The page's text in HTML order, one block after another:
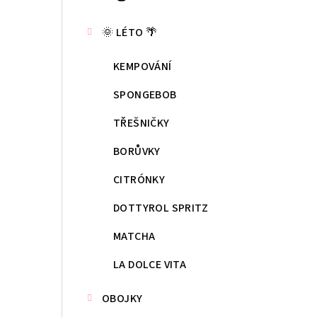
kategorie
🌞 LÉTO 🌴
KEMPOVÁNÍ
SPONGEBOB
TŘEŠNIČKY
BORŮVKY
CITRÓNKY
DOTTYROL SPRITZ
MATCHA
LA DOLCE VITA
OBOJKY